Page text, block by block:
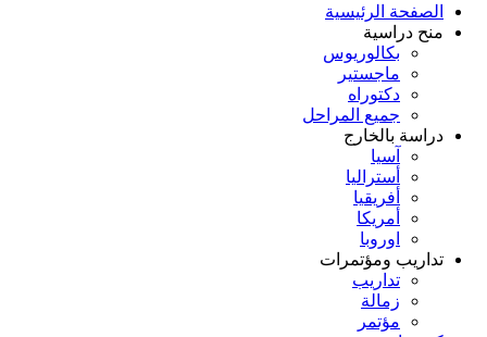
الصفحة الرئيسية
منح دراسية
بكالوريوس
ماجستير
دكتوراه
جميع المراحل
دراسة بالخارج
آسيا
أستراليا
أفريقيا
أمريكا
اوروبا
تداريب ومؤتمرات
تداريب
زمالة
مؤتمر